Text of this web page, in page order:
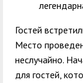
Гостей
Место
неслучайно.
для гостей,